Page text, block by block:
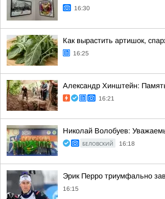
16:30
Как вырастить артишок,
16:25
Александр Хинштейн:
16:21
Николай Волобуев:
БЕЛОВСКИЙ 16:18
Эрик Перро триумфально
16:15